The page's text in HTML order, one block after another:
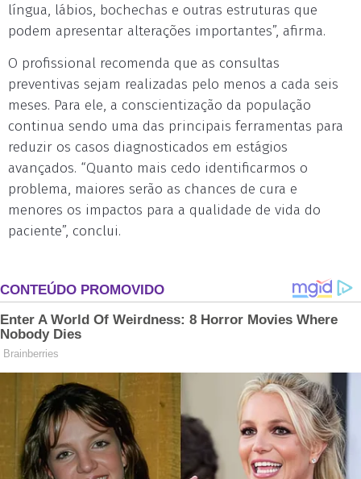
língua, lábios, bochechas e outras estruturas que
podem apresentar alterações importantes”, afirma.
O profissional recomenda que as consultas
preventivas sejam realizadas pelo menos a cada seis
meses. Para ele, a conscientização da população
continua sendo uma das principais ferramentas para
reduzir os casos diagnosticados em estágios
avançados. “Quanto mais cedo identificarmos o
problema, maiores serão as chances de cura e
menores os impactos para a qualidade de vida do
paciente”, conclui.